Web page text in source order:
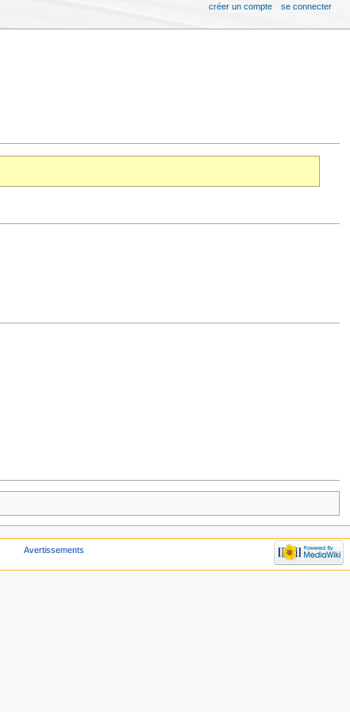
créer un compte se connecter
Avertissements